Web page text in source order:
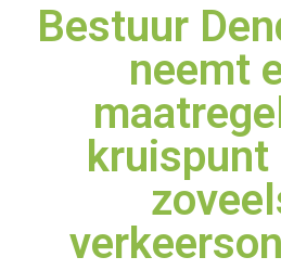
Bestuur
neemt
kruispunt